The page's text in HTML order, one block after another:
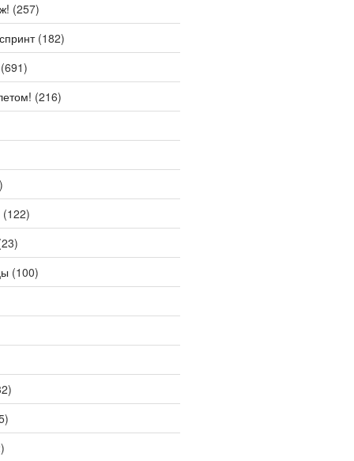
(257)
(182)
(216)
(122)
(100)